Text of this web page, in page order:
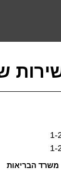
משרד הבריאות